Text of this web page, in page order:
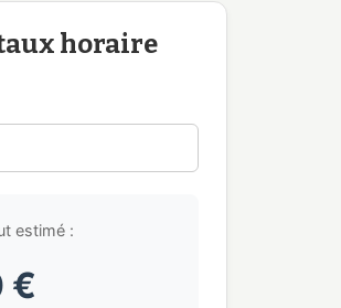
horaire
estimé :
€